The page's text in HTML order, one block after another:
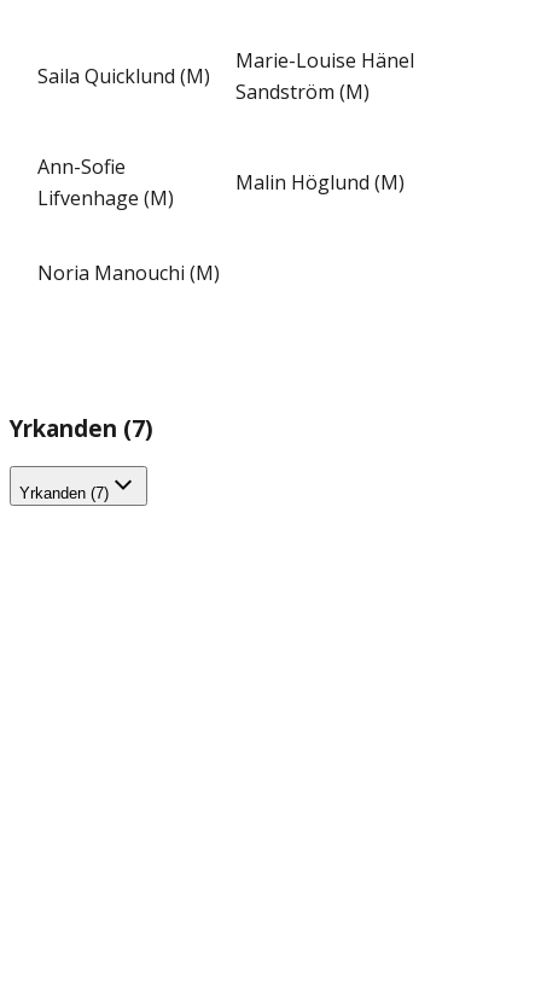
Saila Quicklund (M)
Marie-Louise Hänel
Sandström (M)
Ann-Sofie
Lifvenhage (M)
Malin Höglund (M)
Noria Manouchi (M)
Yrkanden (7)
Yrkanden (7)